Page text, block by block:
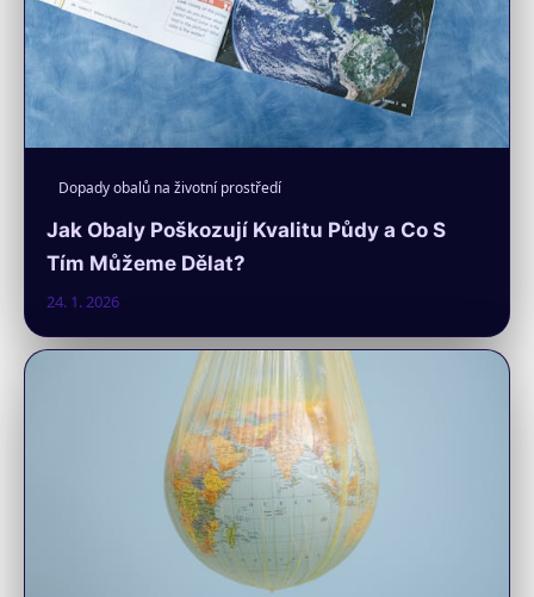
Dopady obalů na životní prostředí
Jak Obaly Poškozují Kvalitu Půdy a Co S
Tím Můžeme Dělat?
24. 1. 2026